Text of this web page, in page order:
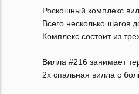
Роскошный комплекс
Всего несколько шагов
Комплекс состоит из
Вилла #216 занимает
2х спальная вилла с